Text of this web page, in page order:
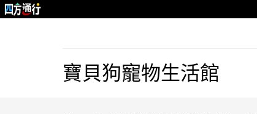
寶貝狗寵物生活館